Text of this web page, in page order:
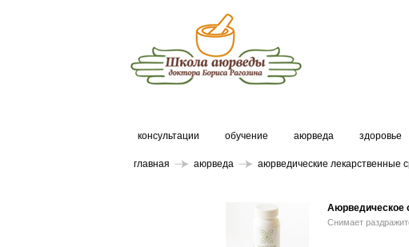
консультации обучение аюрведа здоровье
главная аюрведа аюрведические лекарственные
Аюрведическое
Снимает